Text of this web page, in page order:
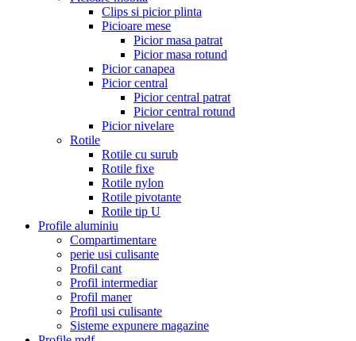
Clips si picior plinta
Picioare mese
Picior masa patrat
Picior masa rotund
Picior canapea
Picior central
Picior central patrat
Picior central rotund
Picior nivelare
Rotile
Rotile cu surub
Rotile fixe
Rotile nylon
Rotile pivotante
Rotile tip U
Profile aluminiu
Compartimentare
perie usi culisante
Profil cant
Profil intermediar
Profil maner
Profil usi culisante
Sisteme expunere magazine